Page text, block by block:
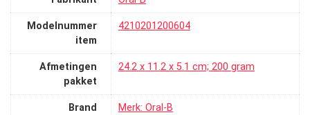
Modelnummer
item
‎4210201200604
Afmetingen
pakket
‎24.2 x 11.2 x 5.1 cm; 200 gram
Brand Merk: Oral-B